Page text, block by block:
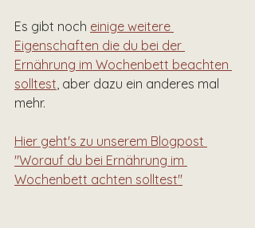
Es gibt noch einige weitere
Eigenschaften die du bei der
Ernährung im Wochenbett beachten
solltest, aber dazu ein anderes mal
mehr.
Hier geht's zu unserem Blogpost
"Worauf du bei Ernährung im
Wochenbett achten solltest"